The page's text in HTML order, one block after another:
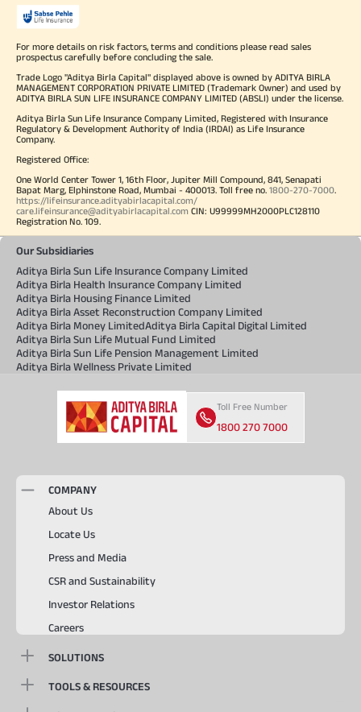
For more details on risk factors, terms and conditions please read sales
prospectus carefully before concluding the sale.
Trade Logo "Aditya Birla Capital" displayed above is owned by ADITYA BIRLA
MANAGEMENT CORPORATION PRIVATE LIMITED (Trademark Owner) and used by
ADITYA BIRLA SUN LIFE INSURANCE COMPANY LIMITED (ABSLI) under the license.
Aditya Birla Sun Life Insurance Company Limited, Registered with Insurance
Regulatory & Development Authority of India (IRDAI) as Life Insurance
Company.
Registered Office:
One World Center Tower 1, 16th Floor, Jupiter Mill Compound, 841, Senapati
Bapat Marg, Elphinstone Road, Mumbai - 400013. Toll free no. 1800-270-7000.
https://lifeinsurance.adityabirlacapital.com/
care.lifeinsurance@adityabirlacapital.com CIN: U99999MH2000PLC128110
Registration No. 109.
Our Subsidiaries
Aditya Birla Sun Life Insurance Company Limited
Aditya Birla Health Insurance Company Limited
Aditya Birla Housing Finance Limited
Aditya Birla Asset Reconstruction Company Limited
Aditya Birla Money LimitedAditya Birla Capital Digital Limited
Aditya Birla Sun Life Mutual Fund Limited
Aditya Birla Sun Life Pension Management Limited
Aditya Birla Wellness Private Limited
Toll Free Number
1800 270 7000
COMPANY
About Us
Locate Us
Press and Media
CSR and Sustainability
Investor Relations
Careers
SOLUTIONS
TOOLS & RESOURCES